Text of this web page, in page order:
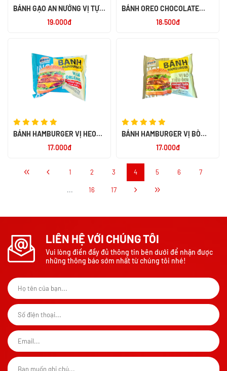
BÁNH GẠO AN NƯỚNG VỊ TỰ
19.000đ
BÁNH OREO CHOCOLATE
18.500đ
BÁNH HAMBURGER VỊ HEO
17.000đ
BÁNH HAMBURGER VỊ BÒ
17.000đ
1 2 3 4 5 6 7
... 16 17
LIÊN HỆ VỚI CHÚNG TÔI
Vui lòng điền đầy đủ thông tin bên dưới để nhận được
những thông báo sớm nhất từ chúng tôi nhé!